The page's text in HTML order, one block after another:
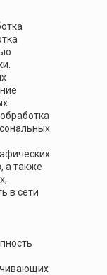
а также
в сети